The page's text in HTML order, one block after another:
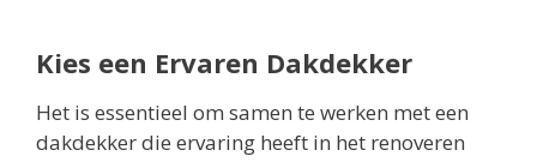
Kies een Ervaren Dakdekker
Het is essentieel om samen te werken met een
dakdekker die ervaring heeft in het renoveren